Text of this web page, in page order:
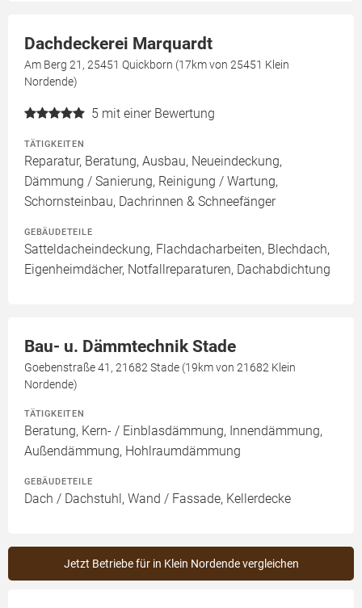
Dachdeckerei Marquardt
Am Berg 21, 25451 Quickborn (17km von 25451 Klein
Nordende)
5 mit einer Bewertung
TÄTIGKEITEN
Reparatur, Beratung, Ausbau, Neueindeckung,
Dämmung / Sanierung, Reinigung / Wartung,
Schornsteinbau, Dachrinnen & Schneefänger
GEBÄUDETEILE
Satteldacheindeckung, Flachdacharbeiten, Blechdach,
Eigenheimdächer, Notfallreparaturen, Dachabdichtung
Bau- u. Dämmtechnik Stade
Goebenstraße 41, 21682 Stade (19km von 21682 Klein
Nordende)
TÄTIGKEITEN
Beratung, Kern- / Einblasdämmung, Innendämmung,
Außendämmung, Hohlraumdämmung
GEBÄUDETEILE
Dach / Dachstuhl, Wand / Fassade, Kellerdecke
Jetzt Betriebe für in Klein Nordende vergleichen